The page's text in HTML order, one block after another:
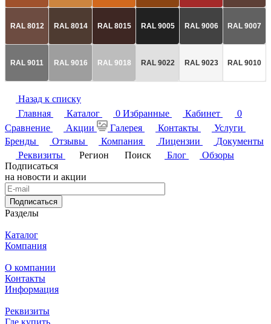
RAL 8012 RAL 8014 RAL 8015 RAL 9005 RAL 9006 RAL 9007
RAL 9011 RAL 9016 RAL 9018 RAL 9022 RAL 9023 RAL 9010
Назад к списку
Главная
Каталог 0 Избранные Кабинет
0
Сравнение
Акции Галерея Контакты
Услуги
Бренды
Отзывы Компания Лицензии
Документы
Реквизиты
Регион Поиск Блог
Обзоры
Подписаться
на новости и акции
Подписаться
Разделы
Каталог
Компания
О компании
Контакты
Информация
Реквизиты
Где купить